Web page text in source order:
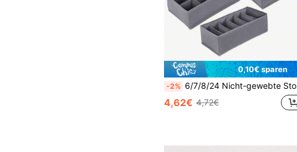
0,10€ sparen
-2% 6/7/8/24 Nicht-gewebte Stoff Schublade Aufbewahrungsfächer, faltbare Kleiderschrank Aufbewahrungskörbe und Stoffaufbewahrungsboxen werden zum Aufbewahren von Kleidung, Socken, Unterwäsche, BHs, Krawatten und Accessoires verwendet
4,62€ 4,72€